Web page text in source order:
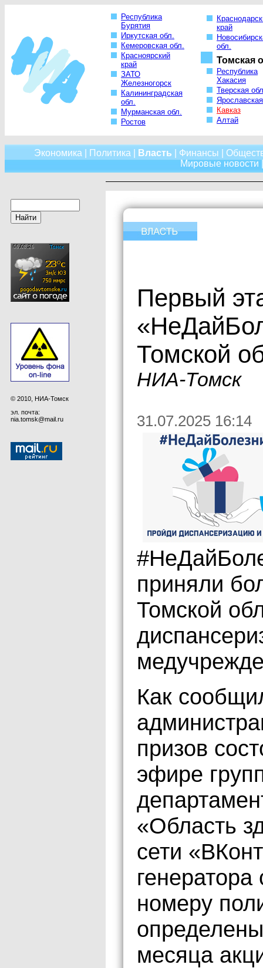
Республика
Бурятия
Иркутская обл.
Кемеровская обл.
Красноярский
край
ЗАТО
Железногорск
Калининградская
обл.
Мурманская обл.
Ростов
край
обл.
Томская
Республика
Хакасия
Тверская
Кавказ
Алтай
Экономика Политика Власть Финансы
Мировые новости
© 2010, НИА-Томск
эл. почта:
nia.tomsk@mail.ru
Первый
Томской
НИА-Томск
31.07.2025 16:14
приняли
Томской
Как
призов
эфире
«Область
сети
номеру
месяца